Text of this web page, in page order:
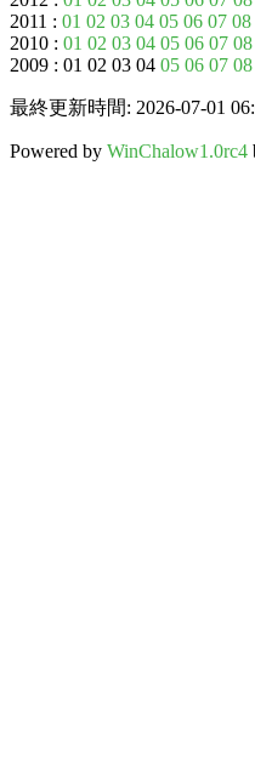
2011 : 01 02 03 04 05 06 07 08
2010 : 01 02 03 04 05 06 07 08
2009 : 01 02 03 04 05 06 07 08
最終更新時間: 2026-07-01
Powered by WinChalow1.0rc4